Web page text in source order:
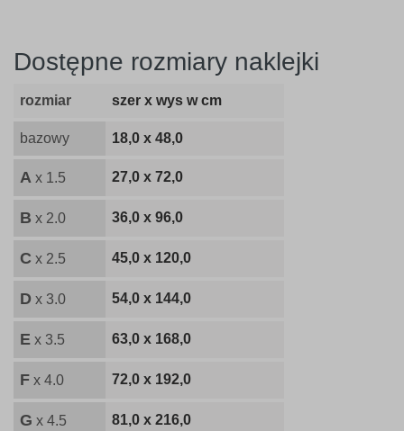
Dostępne rozmiary naklejki
rozmiar szer x wys w cm
bazowy 18,0 x 48,0
A x 1.5 27,0 x 72,0
B x 2.0 36,0 x 96,0
C x 2.5 45,0 x 120,0
D x 3.0 54,0 x 144,0
E x 3.5 63,0 x 168,0
F x 4.0 72,0 x 192,0
G x 4.5 81,0 x 216,0